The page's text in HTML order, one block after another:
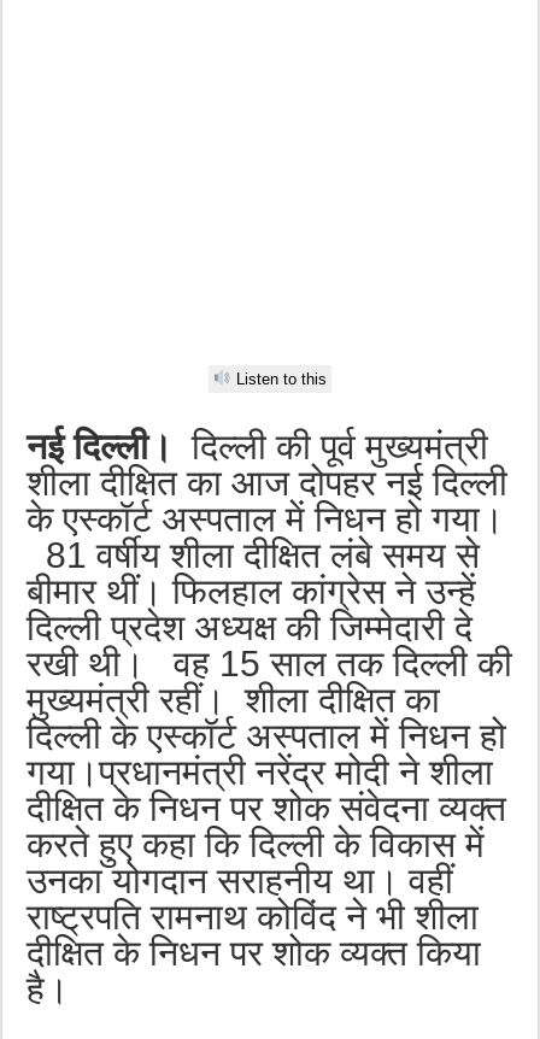
Listen to this
नई दिल्ली।
दिल्ली की पूर्व मुख्यमंत्री
शीला दीक्षित का आज दोपहर नई दिल्ली
के एस्कॉर्ट अस्पताल में निधन हो गया।
81 वर्षीय शीला दीक्षित लंबे समय से
बीमार थीं। फिलहाल कांग्रेस ने उन्हें
दिल्ली प्रदेश अध्यक्ष की जिम्मेदारी दे
रखी थी। वह 15 साल तक दिल्ली की
मुख्यमंत्री रहीं। शीला दीक्षित का
दिल्ली के एस्कॉर्ट अस्पताल में निधन हो
गया।प्रधानमंत्री नरेंद्र मोदी ने शीला
दीक्षित के निधन पर शोक संवेदना व्यक्त
करते हुए कहा कि दिल्ली के विकास में
उनका योगदान सराहनीय था। वहीं
राष्ट्रपति रामनाथ कोविंद ने भी शीला
दीक्षित के निधन पर शोक व्यक्त किया
है।